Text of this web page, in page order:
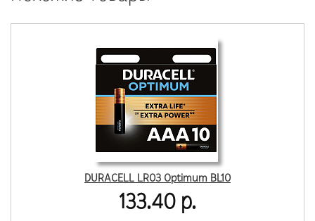
DURACELL LR03 Optimum BL10
133.40 р.